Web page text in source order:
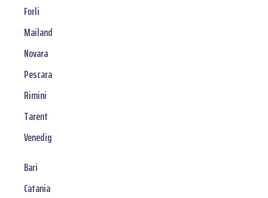
Forli
Mailand
Novara
Pescara
Rimini
Tarent
Venedig
Bari
Catania